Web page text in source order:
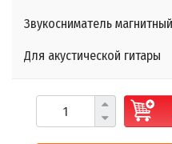
Звукосниматель магнитный
Для акустической гитары